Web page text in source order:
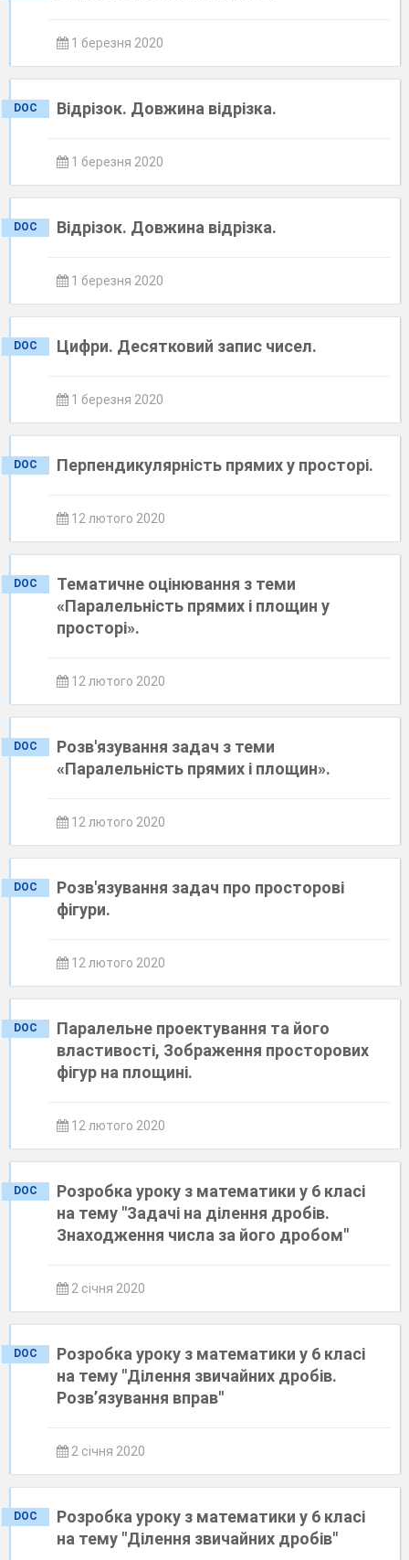
1 березня 2020
DOC Відрізок. Довжина відрізка.
1 березня 2020
DOC Відрізок. Довжина відрізка.
1 березня 2020
DOC Цифри. Десятковий запис чисел.
1 березня 2020
DOC Перпендикулярність прямих у просторі.
12 лютого 2020
DOC
Тематичне оцінювання з теми
«Паралельність прямих і площин у
просторі».
12 лютого 2020
DOC
Розв'язування задач з теми
«Паралельність прямих і площин».
12 лютого 2020
DOC
Розв'язування задач про просторові
фігури.
12 лютого 2020
DOC
Паралельне проектування та його
властивості, Зображення просторових
фігур на площині.
12 лютого 2020
DOC
Розробка уроку з математики у 6 класі
на тему "Задачі на ділення дробів.
Знаходження числа за його дробом"
2 січня 2020
DOC
Розробка уроку з математики у 6 класі
на тему "Ділення звичайних дробів.
Розв’язування вправ"
2 січня 2020
DOC
Розробка уроку з математики у 6 класі
на тему "Ділення звичайних дробів"